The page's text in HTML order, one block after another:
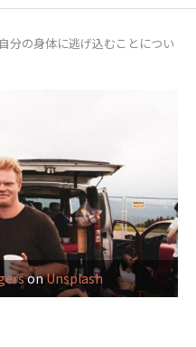
自分の身体に逃げ込むことについ
onUnsplash